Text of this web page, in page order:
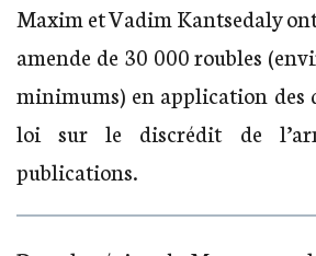
Maxim et Vadim Kantsedaly
amende de 30 000 roubles
minimums) en application des
loi sur le discrédit de
publications.